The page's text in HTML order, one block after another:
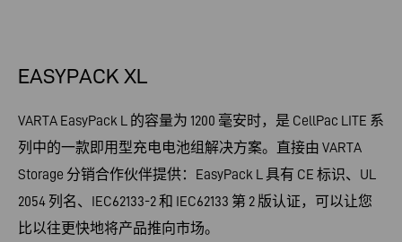
EASYPACK XL
VARTA EasyPack L 的容量为 1200 毫安时，是 CellPac LITE 系
列中的一款即用型充电电池组解决方案。直接由 VARTA
Storage 分销合作伙伴提供：EasyPack L 具有 CE 标识、UL
2054 列名、IEC62133-2 和 IEC62133 第 2 版认证，可以让您
比以往更快地将产品推向市场。